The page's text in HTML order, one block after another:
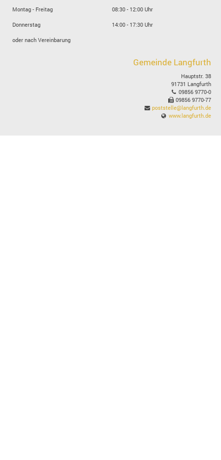
Montag - Freitag 08:30 - 12:00 Uhr
Donnerstag 14:00 - 17:30 Uhr
oder nach Vereinbarung
Gemeinde Langfurth
Hauptstr. 38
91731 Langfurth
09856 9770-0
09856 9770-77
poststelle@langfurth.de
www.langfurth.de